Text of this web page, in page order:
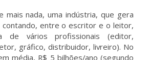
mais nada, uma indústria, que gera
entre o escritor e o leitor,
de vários profissionais (editor,
gráfico, distribuidor, livreiro). No
média, R$ 5 bilhões/ano (segundo